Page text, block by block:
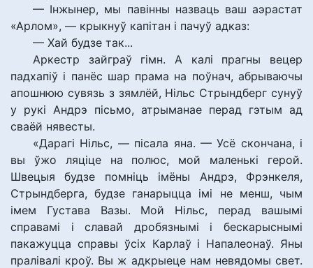
— Інжынер, мы павінны назваць ваш аэрастат
«Арлом», — крыкнуў капітан і пачуў адказ:
— Хай будзе так...
Аркестр зайграў гімн. А калі прагны вецер
падхапіў і панёс шар прама на поўнач, абрываючы
апошнюю сувязь з зямлёй, Нільс Стрындберг сунуў
у рукі Андрэ пісьмо, атрыманае перад гэтым ад
сваёй нявесты.
«Дарагі Нільс, — пісала яна. — Усё скончана, і
вы ўжо ляціце на полюс, мой маленькі герой.
Швецыя будзе помніць імёны Андрэ, Фрэнкеля,
Стрындберга, будзе ганарыцца імі не менш, чым
імем Густава Вазы. Мой Нільс, перад вашымі
справамі і славай дробязнымі і бескарыснымі
пакажуцца справы ўсіх Карлаў і Напалеонаў. Яны
пралівалі кроў. Вы ж адкрыеце нам невядомы свет.